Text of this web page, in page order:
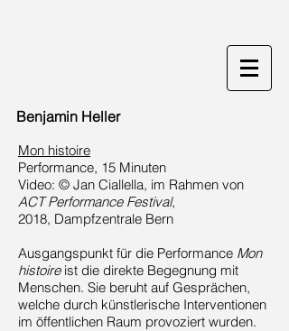
Benjamin Heller
Mon histoire
Performance, 15 Minuten
Video: © Jan Ciallella, im Rahmen von
ACT Performance Festival,
2018, Dampfzentrale Bern
Ausgangspunkt für die Performance Mon
histoireist die direkte Begegnung mit
Menschen. Sie beruht auf Gesprächen,
welche durch künstlerische Interventionen
im öffentlichen Raum provoziert wurden.